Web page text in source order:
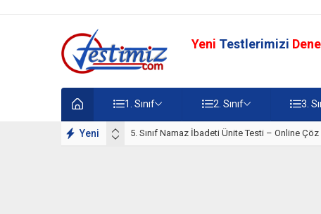
Yeni Testlerimizi
1. Sınıf 2. Sınıf 3.
Yeni 5. Sınıf Namaz İbadeti Ünite Testi – Online Çöz